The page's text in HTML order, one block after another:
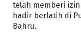
telah memberi
hadir berlatih di
Bahru.